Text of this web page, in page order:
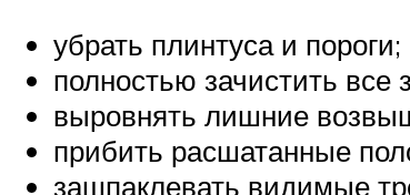
убрать плинтуса и пороги;
полностью зачистить все
выровнять лишние
прибить расшатанные
зашпаклевать видимые